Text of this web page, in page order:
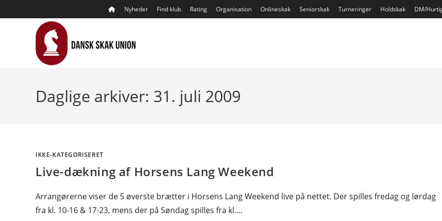
to
Nyheder Find klub Rating Organisation Onlineskak Seniorskak Turneringer Holdskak DM/
Daglige arkiver: 31. juli 2009
IKKE-KATEGORISERET
Live-dækning af Horsens Lang Weekend
Arrangørerne viser de 5 øverste brætter i Horsens Lang Weekend live på nettet. Der spilles fredag og lørdag
fra kl. 10-16 & 17-23, mens der på Søndag spilles fra kl.…